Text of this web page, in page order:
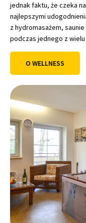
jednak faktu, że czeka
najlepszymi
z hydromasażem,
podczas jednego z wielu
O WELLNESS